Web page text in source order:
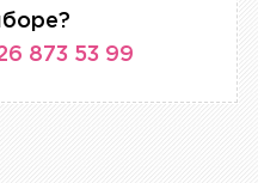
873 53 99